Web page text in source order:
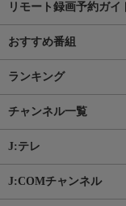
リモート録画予約ガイ
おすすめ番組
ランキング
チャンネル一覧
J:テレ
J:COMチャンネル